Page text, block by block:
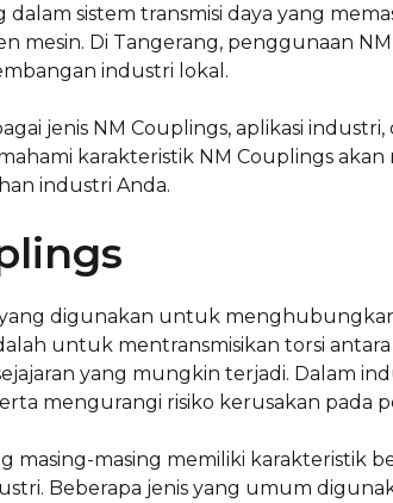
sistem transmisi daya yang
mesin. Di Tangerang, penggunaan
industri lokal.
jenis NM Couplings, aplikasi
karakteristik NM Couplings
industri Anda.
digunakan untuk
untuk mentransmisikan torsi antara
yang mungkin terjadi. Dalam
mengurangi risiko kerusakan pada
masing-masing memiliki karakteristik
Beberapa jenis yang umum